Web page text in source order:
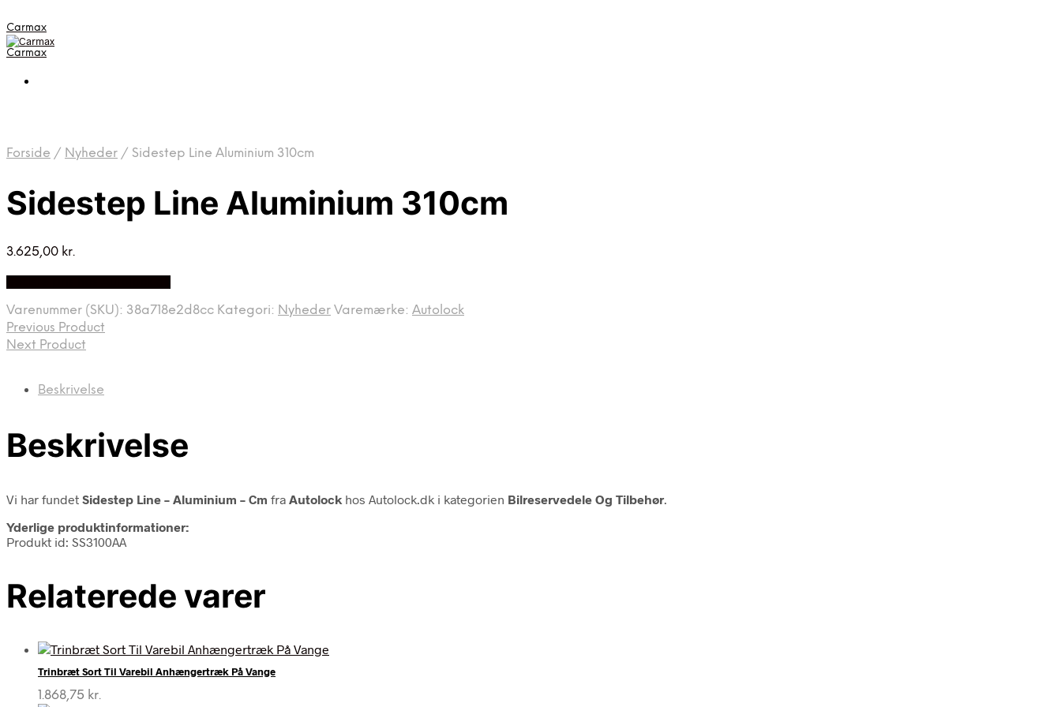
Carmax
Carmax
Forside / Nyheder / Sidestep Line Aluminium 310cm
Sidestep Line Aluminium 310cm
3.625,00 kr.
Varenummer (SKU): 38a718e2d8cc Kategori: Nyheder Varemærke: Autolock
Previous Product
Next Product
Beskrivelse
Beskrivelse
Vi har fundet Sidestep Line – Aluminium – Cm fra Autolock hos Autolock.dk i kategorien Bilreservedele Og Tilbehør
Yderlige produktinformationer:
Produkt id: SS3100AA
Relaterede varer
Trinbræt Sort Til Varebil Anhængertræk På Vange
1.868,75 kr.